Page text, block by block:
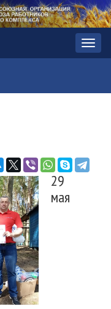
Меню
29
мая